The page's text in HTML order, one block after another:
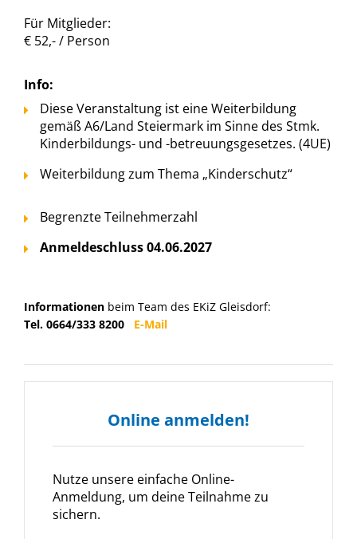
Für Mitglieder:
€ 52,- / Person
Info:
Diese Veranstaltung ist eine Weiterbildung
gemäß A6/Land Steiermark im Sinne des Stmk.
Kinderbildungs- und -betreuungsgesetzes. (4UE)
Weiterbildung zum Thema „Kinderschutz“
Begrenzte Teilnehmerzahl
Anmeldeschluss 04.06.2027
Informationen beim Team des EKiZ Gleisdorf:
Tel. 0664/333 8200 E-Mail
Online anmelden!
Nutze unsere einfache Online-
Anmeldung, um deine Teilnahme zu
sichern.